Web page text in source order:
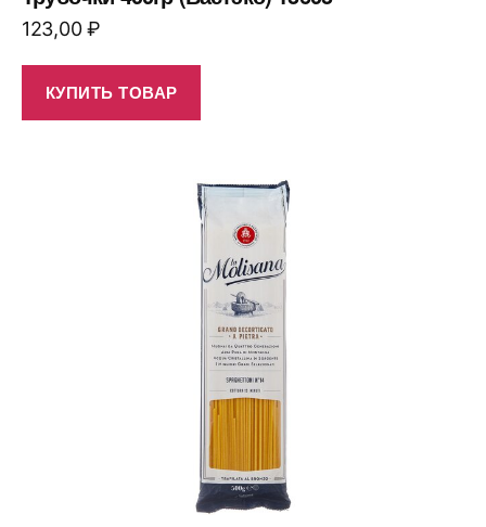
123,00₽
КУПИТЬ ТОВАР